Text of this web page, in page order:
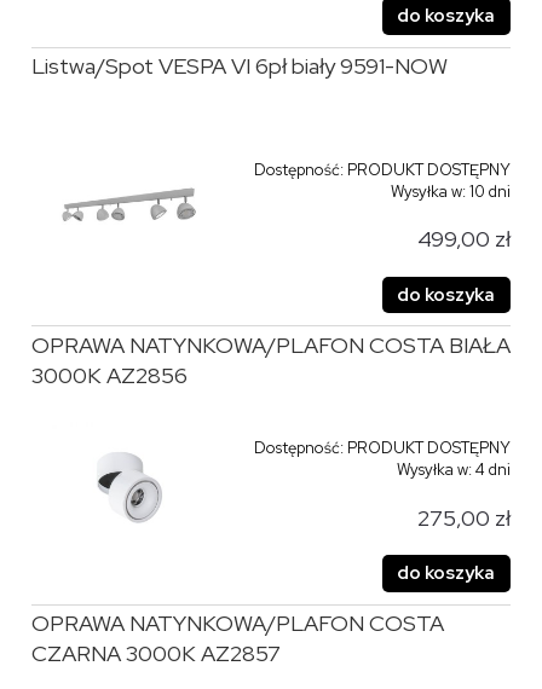
do koszyka
Listwa/Spot VESPA VI 6pł biały 9591-NOW
Dostępność: PRODUKT DOSTĘPNY
Wysyłka w:10 dni
499,00 zł
do koszyka
OPRAWA NATYNKOWA/PLAFON COSTA BIAŁA
3000K AZ2856
Dostępność: PRODUKT DOSTĘPNY
Wysyłka w:4 dni
275,00 zł
do koszyka
OPRAWA NATYNKOWA/PLAFON COSTA
CZARNA 3000K AZ2857